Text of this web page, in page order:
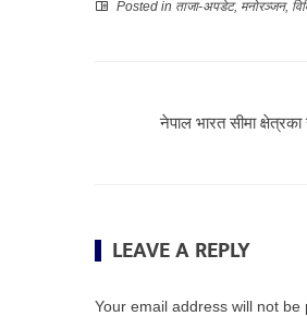
Posted in ताजा-अपडेट, मनोरञ्जन,
नेपाल भारत सीमा
LEAVE A REPLY
Your email address will not be